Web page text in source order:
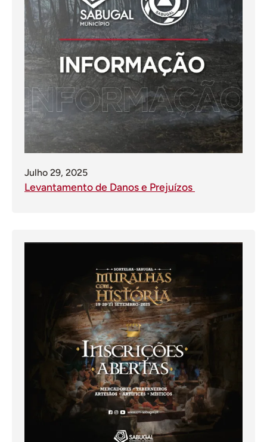
Julho 29, 2025
Levantamento de Danos e Prejuízos